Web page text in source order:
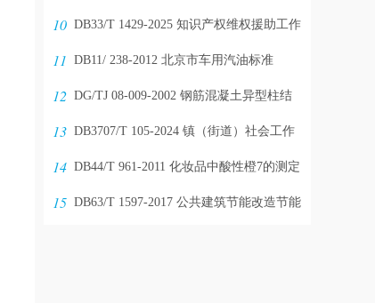
技术规程
10 DB33/T 1429-2025 知识产权维权援助工作
站建设与服务规范
11 DB11/ 238-2012 北京市车用汽油标准
12 DG/TJ 08-009-2002 钢筋混凝土异型柱结
构技术规程
13 DB3707/T 105-2024 镇（街道）社会工作
服务站管理与服务规范
14 DB44/T 961-2011 化妆品中酸性橙7的测定
高效液相色谱法
15 DB63/T 1597-2017 公共建筑节能改造节能